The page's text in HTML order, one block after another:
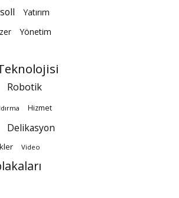
Yatırım
Yönetim
Robotik
Hizmet
Delikasyon
Video